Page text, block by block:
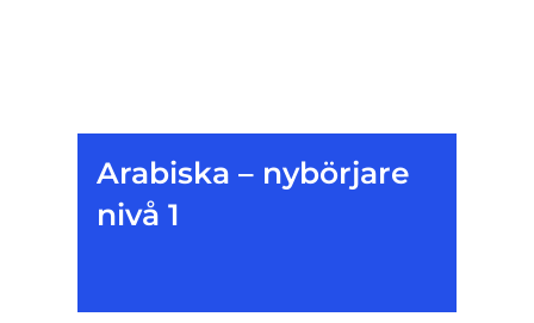
Arabiska – nybörjare
nivå 1